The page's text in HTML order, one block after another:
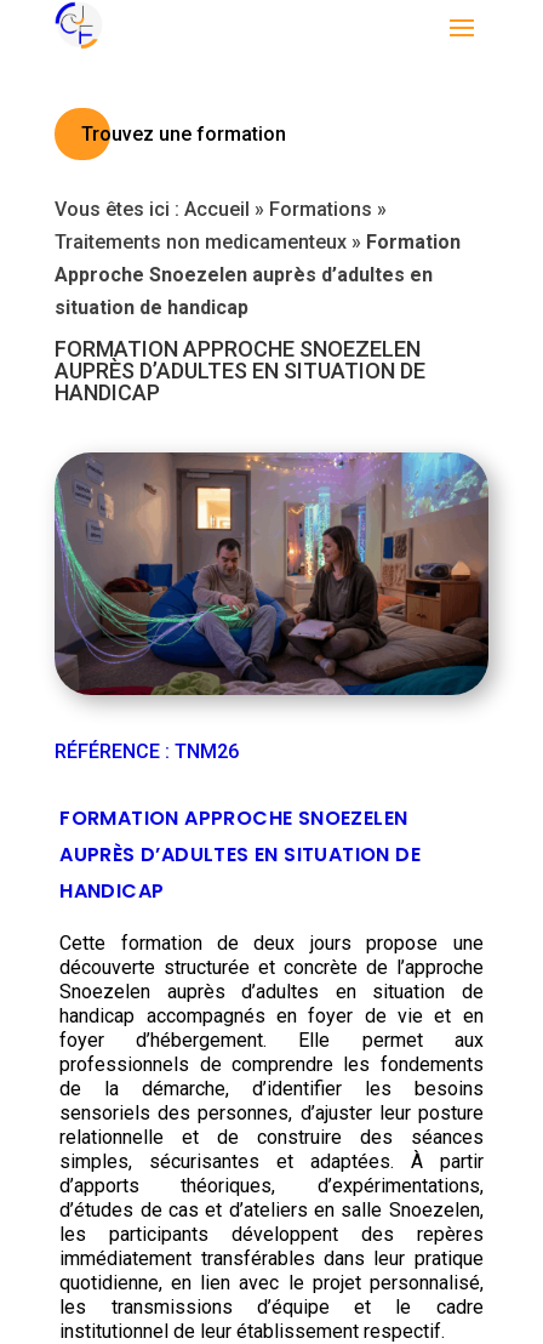
Trouvez une formation
Vous êtes ici : Accueil » Formations »
Traitements non medicamenteux» Formation
Approche Snoezelen auprès d’adultes en
situation de handicap
FORMATION APPROCHE SNOEZELEN
AUPRÈS D’ADULTES EN SITUATION DE
HANDICAP
RÉFÉRENCE: TNM26
FORMATION APPROCHE SNOEZELEN
AUPRÈS D’ADULTES EN SITUATION DE
HANDICAP
Cette formation de deux jours propose une
découverte structurée et concrète de l’approche
Snoezelen auprès d’adultes en situation de
handicap accompagnés en foyer de vie et en
foyer d’hébergement. Elle permet aux
professionnels de comprendre les fondements
de la démarche, d’identifier les besoins
sensoriels des personnes, d’ajuster leur posture
relationnelle et de construire des séances
simples, sécurisantes et adaptées. À partir
d’apports théoriques, d’expérimentations,
d’études de cas et d’ateliers en salle Snoezelen,
les participants développent des repères
immédiatement transférables dans leur pratique
quotidienne, en lien avec le projet personnalisé,
les transmissions d’équipe et le cadre
institutionnel de leur établissement respectif.